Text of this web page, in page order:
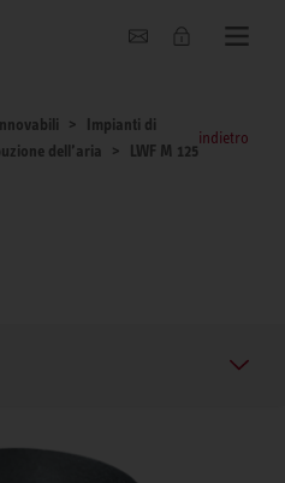
Impianti di
dell’aria LWF M 125
indietro